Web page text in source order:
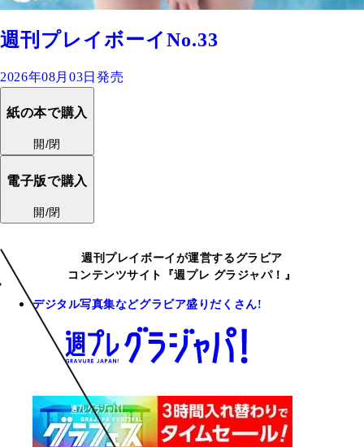
週刊プレイボーイNo.33
2026年08月03日発売
紙の本で購入
開/閉
電子版で購入
開/閉
週刊プレイボーイが運営するグラビア
コンテンツサイト『週プレ グラジャパ！』
デジタル写真集などグラビア盛りだくさん!